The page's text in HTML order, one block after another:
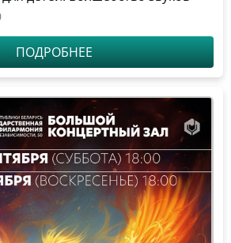
ПОДРОБНЕЕ